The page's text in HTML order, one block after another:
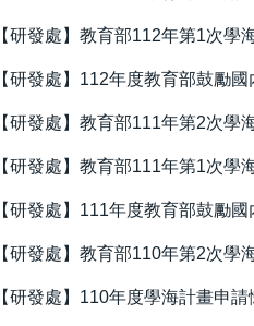
【研發處】教育部112年第1次
【研發處】112年度教育部鼓勵
【研發處】教育部111年第2次
【研發處】教育部111年第1次
【研發處】111年度教育部鼓勵
【研發處】教育部110年第2次
【研發處】110年度學海計畫申